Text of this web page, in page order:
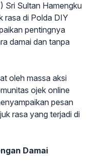
Sri Sultan Hamengku
rasa di Polda DIY
pentingnya
damai dan tanpa
oleh massa aksi
ojek online
pesan
rasa yang terjadi di
Damai